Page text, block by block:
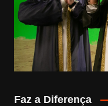
Faz a Diferença